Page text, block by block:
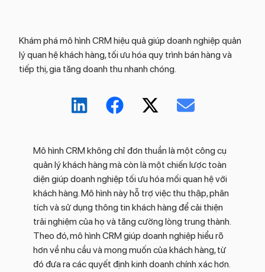
Khám phá mô hình CRM hiệu quả giúp doanh nghiệp quản
lý quan hệ khách hàng, tối ưu hóa quy trình bán hàng và
tiếp thị, gia tăng doanh thu nhanh chóng.
Mô hình CRM không chỉ đơn thuần là một công cụ
quản lý khách hàng mà còn là một chiến lược toàn
diện giúp doanh nghiệp tối ưu hóa mối quan hệ với
khách hàng. Mô hình này hỗ trợ việc thu thập, phân
tích và sử dụng thông tin khách hàng để cải thiện
trải nghiệm của họ và tăng cường lòng trung thành.
Theo đó, mô hình CRM giúp doanh nghiệp hiểu rõ
hơn về nhu cầu và mong muốn của khách hàng, từ
đó đưa ra các quyết định kinh doanh chính xác hơn.